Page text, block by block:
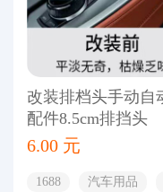
改装排档头手动自
配件8.5cm排挡头
6.00 元
1688 汽车用品